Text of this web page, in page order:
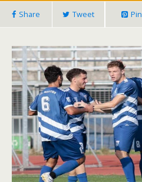
Share Tweet Pin